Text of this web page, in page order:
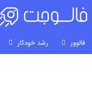
فالوور رشد خودکار